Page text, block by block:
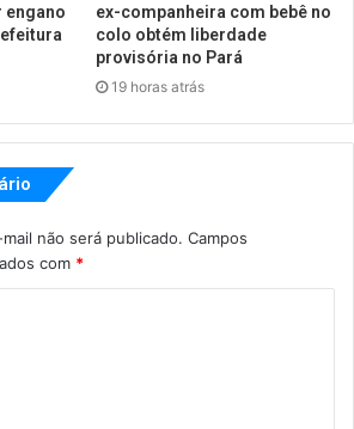
engano
ex-companheira com bebê no
colo obtém liberdade
provisória no Pará
19 horas atrás
não será publicado. Campos
com *